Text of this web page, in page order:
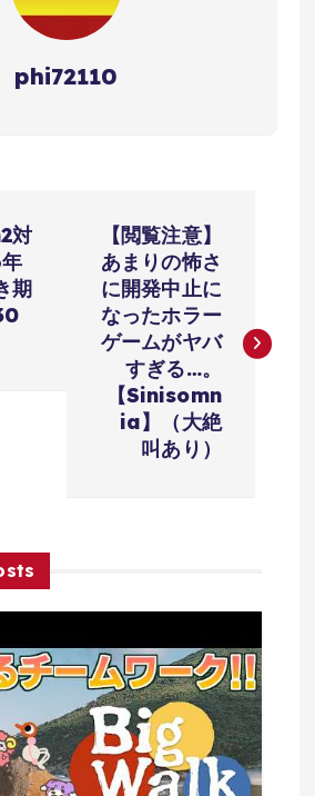
phi72110
対
期
【閲覧注意】
あまりの怖さ
に開発中止に
なったホラー
ゲームがヤバ
すぎる…。
【Sinisomn
ia】（大絶
叫あり）